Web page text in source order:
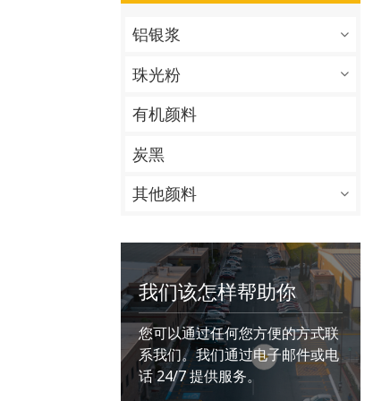
铝银浆
珠光粉
有机颜料
炭黑
其他颜料
我们该怎样帮助你
您可以通过任何您方便的方式联
系我们。我们通过电子邮件或电
话 24/7 提供服务。